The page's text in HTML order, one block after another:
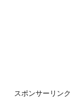
スポンサーリンク